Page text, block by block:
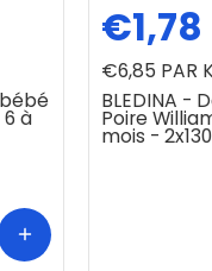
à
BLEDINA -
Poire
mois -
€1,78
€6,85 PAR